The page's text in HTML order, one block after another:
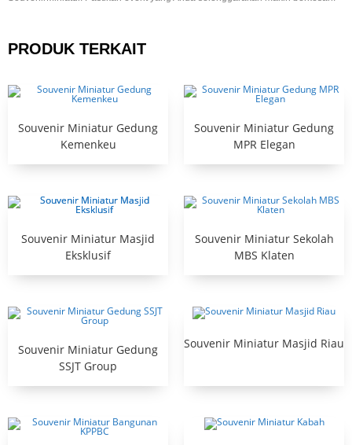
PRODUK TERKAIT
Souvenir Miniatur Gedung
Kemenkeu
Souvenir Miniatur Gedung
MPR Elegan
Souvenir Miniatur Masjid
Eksklusif
Souvenir Miniatur Sekolah
MBS Klaten
Souvenir Miniatur Gedung
SSJT Group
Souvenir Miniatur Masjid Riau